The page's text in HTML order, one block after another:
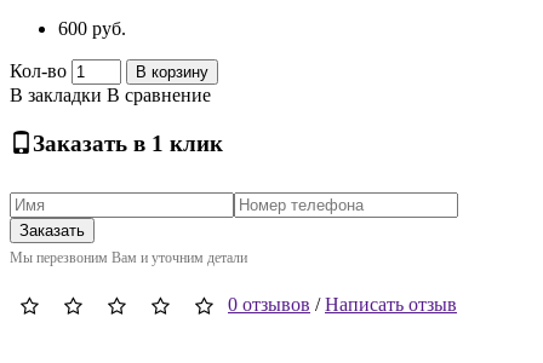
600 руб.
Кол-во В корзину
В закладки В сравнение
Заказать в 1 клик
Заказать
Мы перезвоним Вам и уточним детали
0 отзывов /Написать отзыв